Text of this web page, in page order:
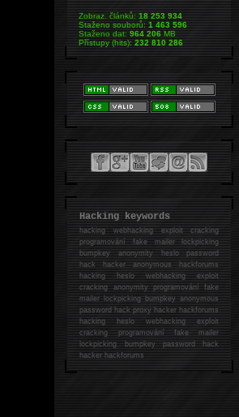
Zobraz. článků:18 253 934
Staženo souborů:1 463 596
Staženo dat:964 206MB
Přístupy (hits):232 810 286
Hacking keywords
hackingwebhacking exploit cracking
programování fake mailer lockpicking
bumpkey anonymity heslo password
hackhacker anonymous hackforums
hackingheslo webhacking exploit
cracking anonymity programování fake
mailer lockpicking bumpkey anonymous
password hack proxy hacker hackforums
hacking heslo webhacking exploit
cracking programování fake mailer
lockpicking bumpkey password hack
hackerhackforums